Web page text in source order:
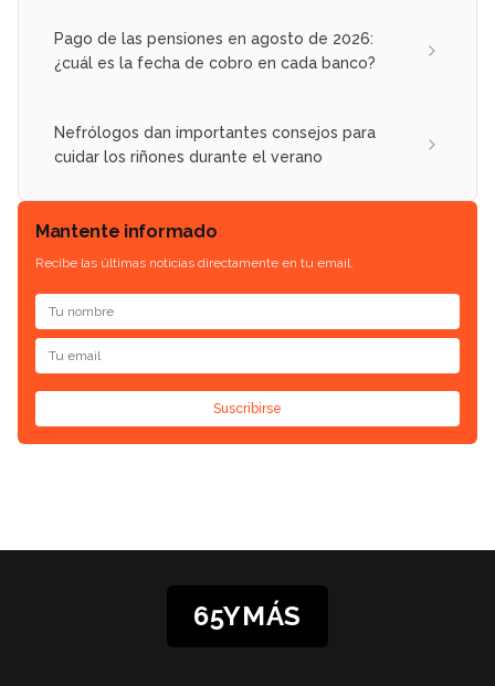
Pago de las pensiones en agosto de 2026:
¿cuál es la fecha de cobro en cada banco?
Nefrólogos dan importantes consejos para
cuidar los riñones durante el verano
Mantente informado
Recibe las últimas noticias directamente en tu email.
Suscribirse
65YMÁS